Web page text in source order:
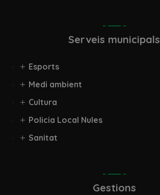
Serveis municipals
Esports
Medi ambient
Cultura
Policia Local Nules
Sanitat
Gestions